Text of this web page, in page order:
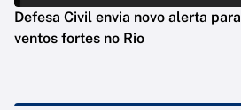
Defesa Civil envia novo alerta para
ventos fortes no Rio